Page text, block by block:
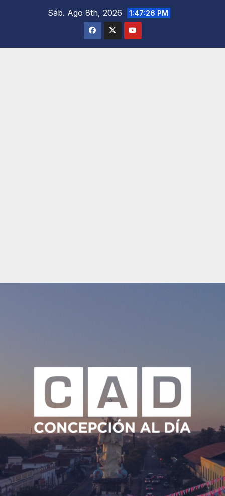
Sáb. Ago 8th, 2026 1:47:27 PM